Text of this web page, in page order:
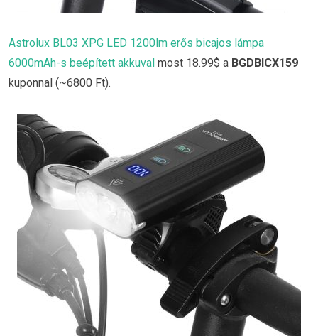
Astrolux BL03 XPG LED 1200lm erős bicajos lámpa
6000mAh-s beépített akkuval most 18.99$ a BGDBICX159
kuponnal (~6800 Ft).